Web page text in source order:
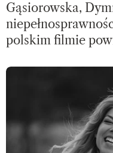
Gąsiorowska,
polskim filmie